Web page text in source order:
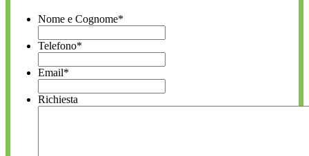
Nome e Cognome*
Telefono*
Email*
Richiesta